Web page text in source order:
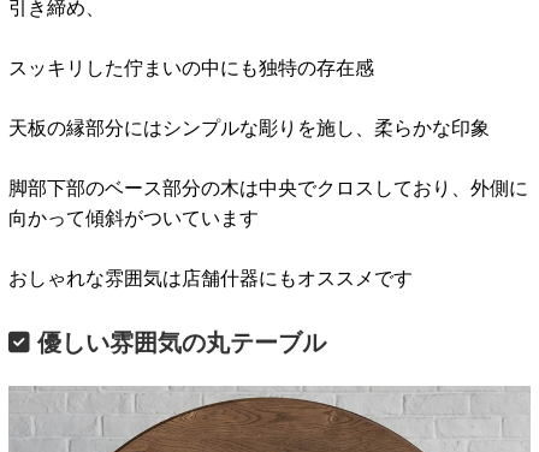
引き締め、
スッキリした佇まいの中にも独特の存在感
天板の縁部分にはシンプルな彫りを施し、柔らかな印象
脚部下部のベース部分の木は中央でクロスしており、外側に
向かって傾斜がついています
おしゃれな雰囲気は店舗什器にもオススメです
優しい雰囲気の丸テーブル